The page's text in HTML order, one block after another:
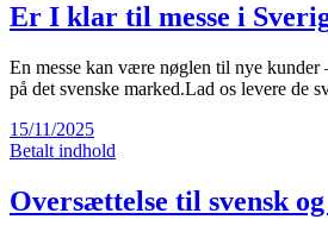
Er I klar til messe i
En messe kan være nøglen til nye kunder
på det svenske marked.Lad os levere de
15/11/2025
Betalt indhold
Oversættelse til svensk